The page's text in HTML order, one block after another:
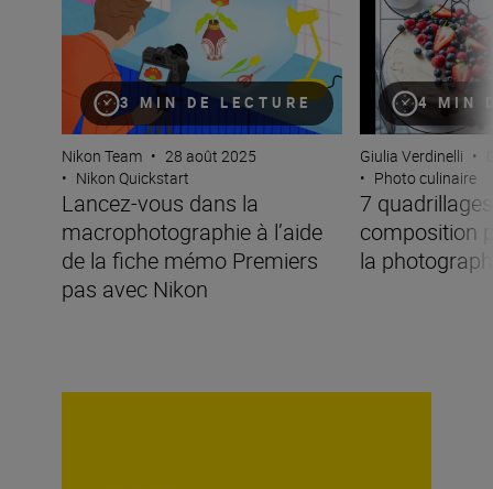
3 MIN DE LECTURE
Nikon Team • 28 août 2025
• Nikon Quickstart
Lancez-vous dans la
macrophotographie à l’aide
de la fiche mémo Premiers
pas avec Nikon
4 MIN
Giulia Verdinelli •
• Photo culinaire
7
composition
la